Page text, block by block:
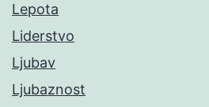
Lepota
Liderstvo
Ljubav
Ljubaznost